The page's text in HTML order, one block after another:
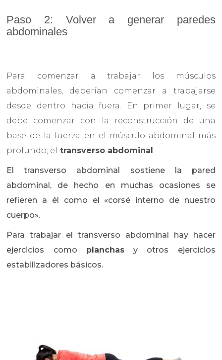
Paso 2: Volver a generar paredes
abdominales
Para comenzar a trabajar los músculos
abdominales, deberían comenzar a trabajarse
desde dentro hacia fuera. En primer lugar, se
debe comenzar con la reconstrucción de una
base de la fuerza en el músculo abdominal más
profundo, el transverso abdominal .
El transverso abdominal sostiene la pared
abdominal, de hecho en muchas ocasiones se
refieren a él como el «corsé interno de nuestro
cuerpo».
Para trabajar el transverso abdominal hay hacer
ejercicios como planchasy otros ejercicios
estabilizadores básicos.